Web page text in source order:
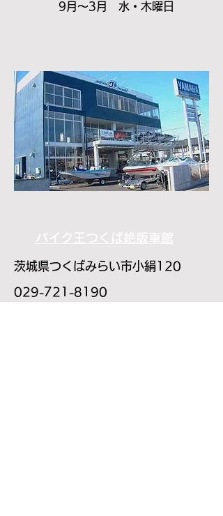
9月～3月 水・木曜日
バイク王つくば絶版車館
茨城県つくばみらい市小絹120
​029-721-8190